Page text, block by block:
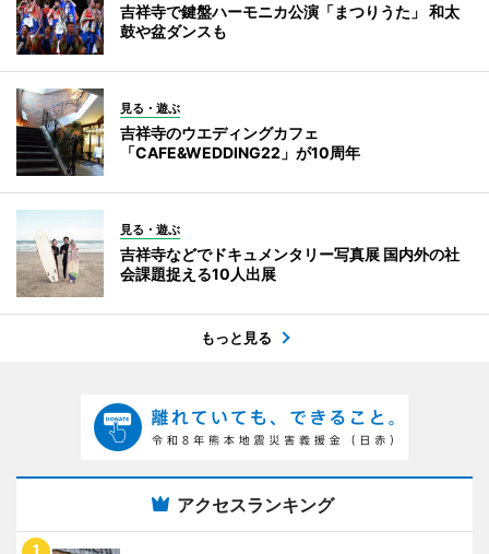
吉祥寺で鍵盤ハーモニカ公演「まつりうた」 和太
鼓や盆ダンスも
見る・遊ぶ
吉祥寺のウエディングカフェ
「CAFE&WEDDING22」が10周年
見る・遊ぶ
吉祥寺などでドキュメンタリー写真展 国内外の社
会課題捉える10人出展
もっと見る
アクセスランキング